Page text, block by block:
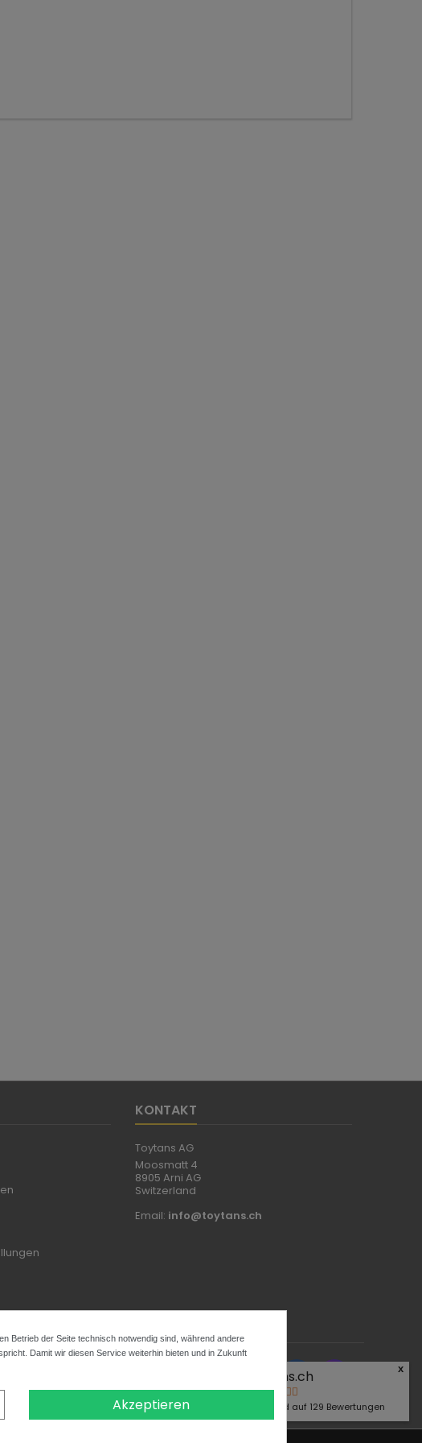
KONTAKT
Toytans AG
Moosmatt 4
8905 Arni AG
Switzerland
Email: info@toytans.ch
Toytans.ch
4.9
Basierend auf 129 Bewertungen
x
Betrieb der Seite technisch notwendig sind, während andere
Damit wir diesen Service weiterhin bieten und in Zukunft
Akzeptieren